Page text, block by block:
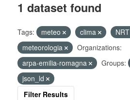
1 dataset found
Tags: meteo clima NRT
meteorologia
Organizations:
arpa-emilia-romagna
Groups:
json_ld
Filter Results